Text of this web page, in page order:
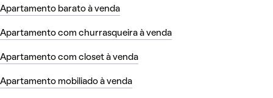
Apartamento barato à venda
Apartamento com churrasqueira à venda
Apartamento com closet à venda
Apartamento mobiliado à venda